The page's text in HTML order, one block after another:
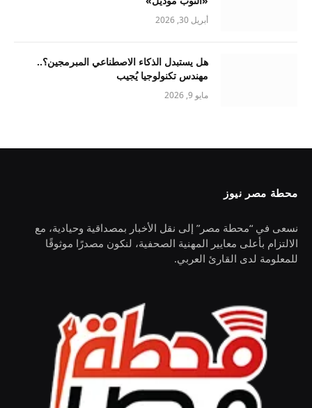
أبريل 30, 2026
هل يستبدل الذكاء الاصطناعي المبرمجين؟..
مهندس تكنولوجيا يُجيب
مايو 9, 2026
محطة مصر نيوز
نسعى في “محطة مصر” إلى نقل الأخبار بمصداقية وحيادية، مع
الالتزام بأعلى معايير المهنية الصحفية، لنكون مصدرًا موثوقًا
للمعلومة لدى القارئ العربي.